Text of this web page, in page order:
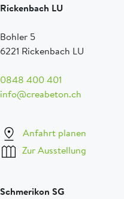
Rickenbach LU
Bohler 5
6221 Rickenbach LU
0848 400 401
info@creabeton.ch
Anfahrt planen
Zur Ausstellung
Schmerikon SG